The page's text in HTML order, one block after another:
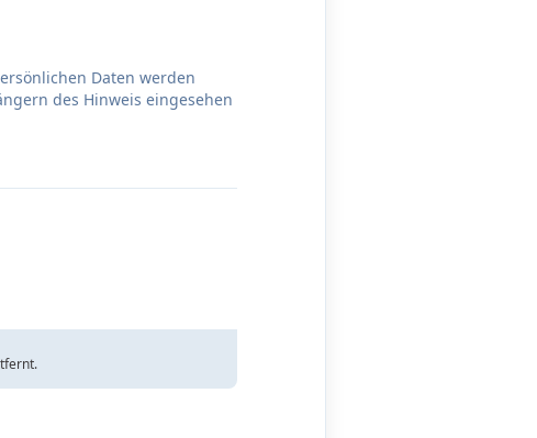
Daten werden
des Hinweis eingesehen